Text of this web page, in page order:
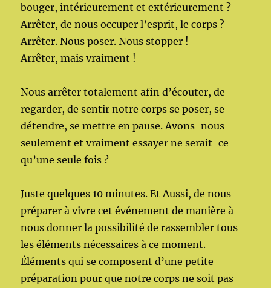
bouger, intérieurement et extérieurement ?
Arrêter, de nous occuper l’esprit, le corps ?
Arrêter. Nous poser. Nous stopper !
Arrêter, mais vraiment !
Nous arrêter totalement afin d’écouter, de
regarder, de sentir notre corps se poser, se
détendre, se mettre en pause. Avons-nous
seulement et vraiment essayer ne serait-ce
qu’une seule fois ?
Juste quelques 10 minutes. Et Aussi, de nous
préparer à vivre cet événement de manière à
nous donner la possibilité de rassembler tous
les éléments nécessaires à ce moment.
Éléments qui se composent d’une petite
préparation pour que notre corps ne soit pas